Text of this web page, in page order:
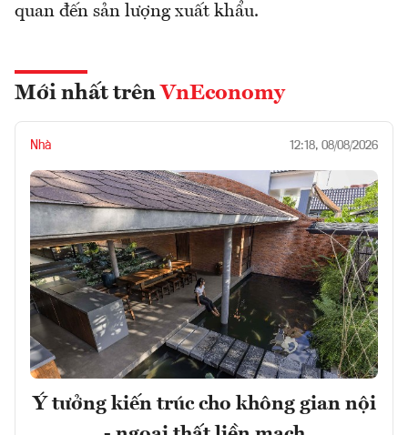
quan đến sản lượng xuất khẩu.
Mới nhất trên VnEconomy
Nhà 12:18, 08/08/2026
Ý tưởng kiến trúc cho không gian nội